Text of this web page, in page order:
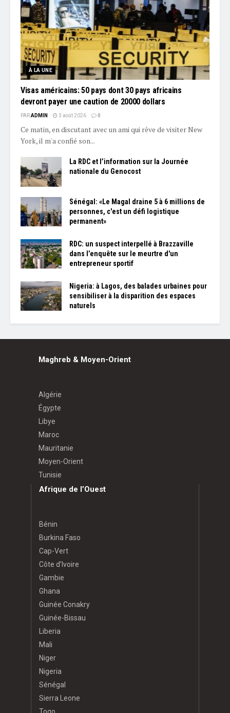
À LA UNE
Visas américains: 50 pays dont 30 pays africains
devront payer une caution de 20000 dollars
PARADMIN 3 août 2026 0
Ce matin, en discutant avec un ami qui rêve de visiter New
York, il m'a confié son...
La RDC et l’information sur la Journée
nationale du Genocost
Sénégal: «Le Magal draine 5 à 6 millions de
personnes, c'est un défi logistique
permanent»
RDC: un suspect interpellé à Brazzaville
dans l’enquête sur le meurtre d'un
entrepreneur sportif
Nigeria: à Lagos, des balades urbaines pour
sensibiliser à la disparition des espaces
naturels
Maghreb & Moyen-Orient
Algérie
Égypte
Libye
Maroc
Mauritanie
Moyen-Orient
Tunisie
Afrique de l’Ouest
Bénin
Burkina Faso
Cap-Vert
Côte d’Ivoire
Gambie
Ghana
Guinée Conakry
Guinée-Bissau
Liberia
Mali
Niger
Nigeria
Sénégal
Sierra Leone
Togo